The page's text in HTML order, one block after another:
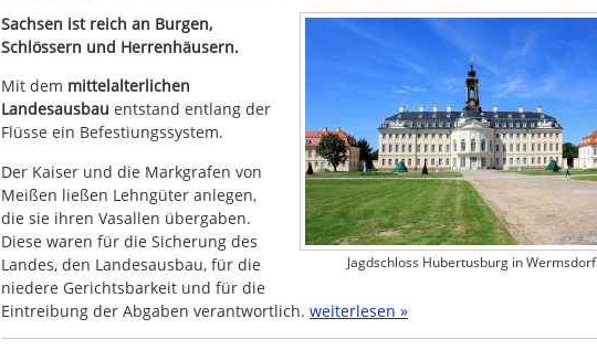
Jagdschloss Hubertusburg in Wermsdorf
Sachsen ist reich an Burgen,
Schlössern und Herrenhäusern.
Mit dem mittelalterlichen
Landesausbau entstand entlang der
Flüsse ein Befestiungssystem.
Der Kaiser und die Markgrafen von
Meißen ließen Lehngüter anlegen,
die sie ihren Vasallen übergaben.
Diese waren für die Sicherung des
Landes, den Landesausbau, für die
niedere Gerichtsbarkeit und für die
Eintreibung der Abgaben verantwortlich. weiterlesen »